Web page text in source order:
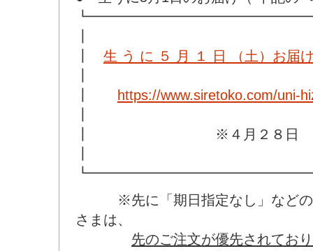
生 う に ５ 月 １ 日 （土）お届
https://www.siretoko.com/uni-
┃ ※４月２８日 23:59
※先に「期日指定なし」などの
さまは、
先のご注文が優先されてお